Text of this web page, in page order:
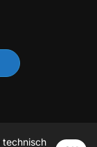
technisch